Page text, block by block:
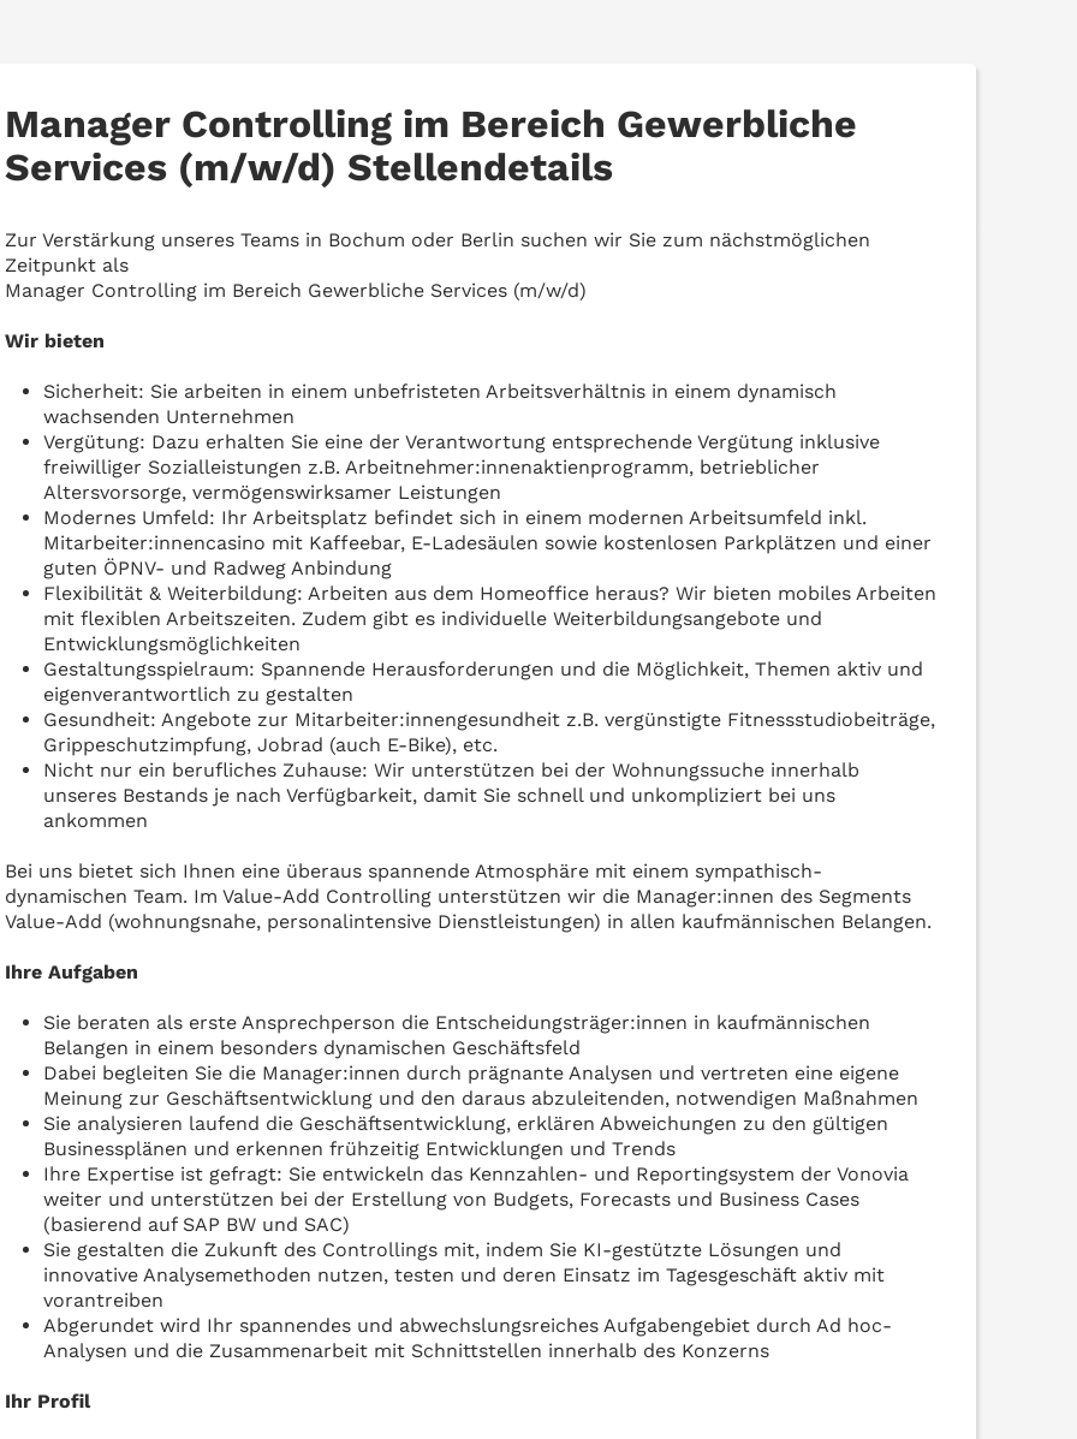
Manager Controlling im Bereich Gewerbliche
Services (m/w/d) Stellendetails
Zur Verstärkung unseres Teams in Bochum oder Berlin suchen wir Sie zum nächstmöglichen
Zeitpunkt als
Manager Controlling im Bereich Gewerbliche Services (m/w/d)
Wir bieten
Sicherheit: Sie arbeiten in einem unbefristeten Arbeitsverhältnis in einem dynamisch
wachsenden Unternehmen
Vergütung: Dazu erhalten Sie eine der Verantwortung entsprechende Vergütung inklusive
freiwilliger Sozialleistungen z.B. Arbeitnehmer:innenaktienprogramm, betrieblicher
Altersvorsorge, vermögenswirksamer Leistungen
Modernes Umfeld: Ihr Arbeitsplatz befindet sich in einem modernen Arbeitsumfeld inkl.
Mitarbeiter:innencasino mit Kaffeebar, E-Ladesäulen sowie kostenlosen Parkplätzen und einer
guten ÖPNV- und Radweg Anbindung
Flexibilität & Weiterbildung: Arbeiten aus dem Homeoffice heraus? Wir bieten mobiles Arbeiten
mit flexiblen Arbeitszeiten. Zudem gibt es individuelle Weiterbildungsangebote und
Entwicklungsmöglichkeiten
Gestaltungsspielraum: Spannende Herausforderungen und die Möglichkeit, Themen aktiv und
eigenverantwortlich zu gestalten
Gesundheit: Angebote zur Mitarbeiter:innengesundheit z.B. vergünstigte Fitnessstudiobeiträge,
Grippeschutzimpfung, Jobrad (auch E-Bike), etc.
Nicht nur ein berufliches Zuhause: Wir unterstützen bei der Wohnungssuche innerhalb
unseres Bestands je nach Verfügbarkeit, damit Sie schnell und unkompliziert bei uns
ankommen
Bei uns bietet sich Ihnen eine überaus spannende Atmosphäre mit einem sympathisch-
dynamischen Team. Im Value-Add Controlling unterstützen wir die Manager:innen des Segments
Value-Add (wohnungsnahe, personalintensive Dienstleistungen) in allen kaufmännischen Belangen.
Ihre Aufgaben
Sie beraten als erste Ansprechperson die Entscheidungsträger:innen in kaufmännischen
Belangen in einem besonders dynamischen Geschäftsfeld
Dabei begleiten Sie die Manager:innen durch prägnante Analysen und vertreten eine eigene
Meinung zur Geschäftsentwicklung und den daraus abzuleitenden, notwendigen Maßnahmen
Sie analysieren laufend die Geschäftsentwicklung, erklären Abweichungen zu den gültigen
Businessplänen und erkennen frühzeitig Entwicklungen und Trends
Ihre Expertise ist gefragt: Sie entwickeln das Kennzahlen- und Reportingsystem der Vonovia
weiter und unterstützen bei der Erstellung von Budgets, Forecasts und Business Cases
(basierend auf SAP BW und SAC)
Sie gestalten die Zukunft des Controllings mit, indem Sie KI-gestützte Lösungen und
innovative Analysemethoden nutzen, testen und deren Einsatz im Tagesgeschäft aktiv mit
vorantreiben
Abgerundet wird Ihr spannendes und abwechslungsreiches Aufgabengebiet durch Ad hoc-
Analysen und die Zusammenarbeit mit Schnittstellen innerhalb des Konzerns
Ihr Profil